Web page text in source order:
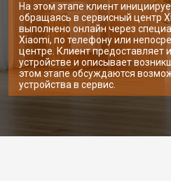
Замена сливного шланга
Замена циркуляционного насоса
Замена УБЛ стиральной машины
Xiaomi
Замена приводного ремня
На этом этапе клиент
обращаясь в сервисный центр
выполнено онлайн через
Xiaomi, по телефону или
центре. Клиент
устройстве и описывает
этом этапе обсуждаются
устройства в сервис.